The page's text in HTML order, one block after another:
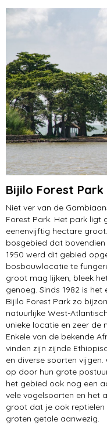
Bijilo Forest Park
Niet ver van de
Forest Park. Het park ligt
eenenvijftig hectare
bosgebied dat
1950 werd dit gebied
bosbouwlocatie te
groot mag lijken, bleek
genoeg. Sinds 1982 is
Bijilo Forest Park zo
natuurlijke West-
unieke locatie en zeer de
Enkele van de bekende
vinden zijn zijnde
en diverse soorten
op door hun grote
het gebied ook nog een
vele vogelsoorten en het
groot dat je ook reptielen
groten getale aanwezig.